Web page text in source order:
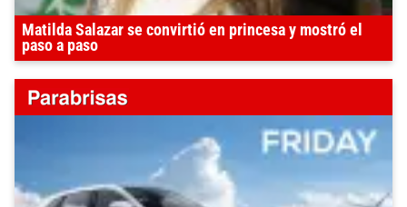
Matilda Salazar se convirtió en princesa y mostró el
paso a paso